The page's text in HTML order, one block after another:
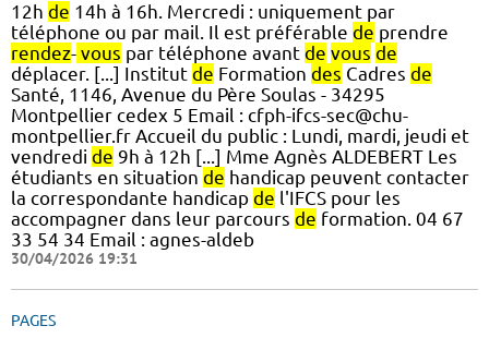
12h de 14h à 16h. Mercredi : uniquement par
téléphone ou par mail. Il est préférable de prendre
rendez- vous par téléphone avant de vous de
déplacer. [...] Institut de Formation des Cadres de
Santé, 1146, Avenue du Père Soulas - 34295
Montpellier cedex 5 Email : cfph-ifcs-sec@chu-
montpellier.fr Accueil du public : Lundi, mardi, jeudi et
vendredi de 9h à 12h [...] Mme Agnès ALDEBERT Les
étudiants en situation de handicap peuvent contacter
la correspondante handicap de l'IFCS pour les
accompagner dans leur parcours de formation. 04 67
33 54 34 Email : agnes-aldeb
30/04/2026 19:31
PAGES